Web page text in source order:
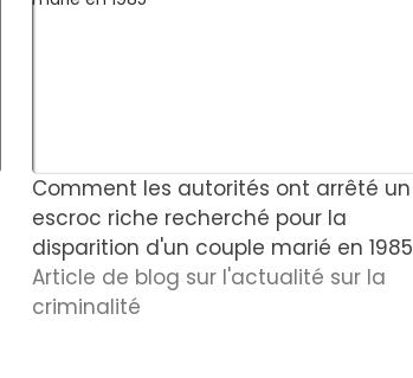
Comment les autorités ont arrêté un
escroc riche recherché pour la
disparition d'un couple marié en 1985
Article de blog sur l'actualité sur la
criminalité